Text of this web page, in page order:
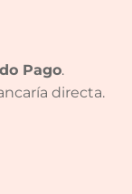
Pago.
directa.